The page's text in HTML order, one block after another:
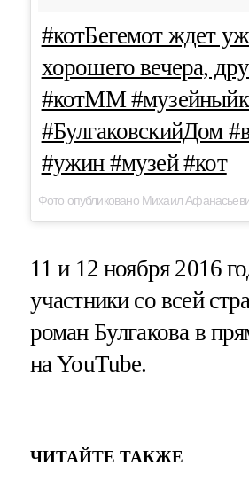
#котБегемот ждет
хорошего вечера,
#котММ
#БулгаковскийДом
#ужин #музей #кот
11 и 12 ноября 2016
участники со всей
роман Булгакова в
на YouTube.
ЧИТАЙТЕ ТАКЖЕ